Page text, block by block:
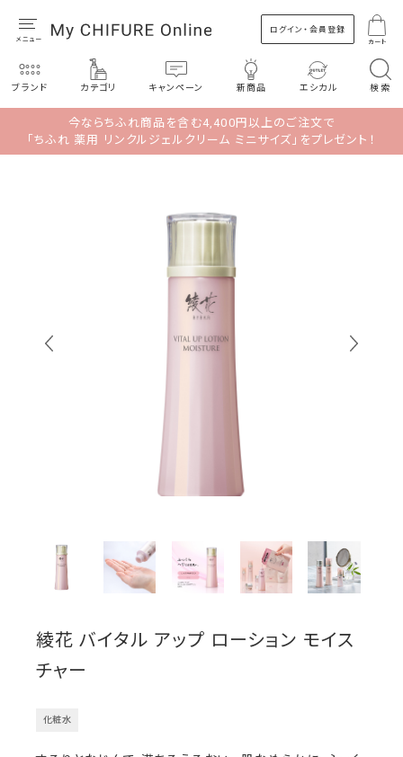
ログイン・会員登録
カート
ブランド カテゴリ キャンペーン 新商品 エシカル 検索
今ならちふれ商品を含む4,400円以上のご注文で
「ちふれ 薬用 リンクルジェルクリーム ミニサイズ」をプレゼント！
綾花 バイタル アップ ローション モイス
チャー
化粧水